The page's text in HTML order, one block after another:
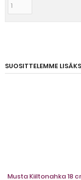
SUOSITTELEMME
Musta Kiiltonahka 18